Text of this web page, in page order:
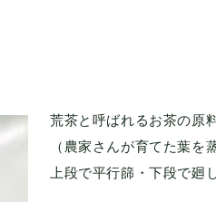
荒茶と呼ばれるお茶の原
（農家さんが育てた葉
上段で平行篩・下段で